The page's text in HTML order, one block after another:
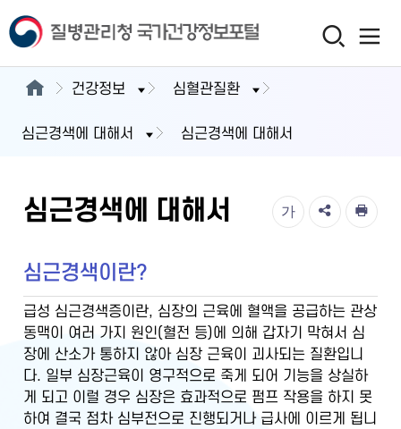
건강정보 심혈관질환
심근경색에 대해서 심근경색에 대해서
심근경색에 대해서 가
심근경색이란?
급성 심근경색증이란, 심장의 근육에 혈액을 공급하는 관상
동맥이 여러 가지 원인(혈전 등)에 의해 갑자기 막혀서 심
장에 산소가 통하지 않아 심장 근육이 괴사되는 질환입니
다. 일부 심장근육이 영구적으로 죽게 되어 기능을 상실하
게 되고 이럴 경우 심장은 효과적으로 펌프 작용을 하지 못
하여 결국 점차 심부전으로 진행되거나 급사에 이르게 됩니